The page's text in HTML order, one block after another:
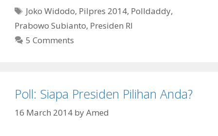
Tags
Joko Widodo, Pilpres 2014, Polldaddy,
Prabowo Subianto, Presiden RI
5 Comments
Poll: Siapa Presiden Pilihan Anda?
16 March 2014 byAmed